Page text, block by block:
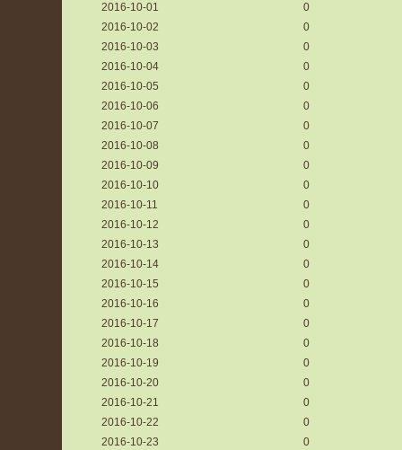
2016-10-01
0
2016-10-02
0
2016-10-03
0
2016-10-04
0
2016-10-05
0
2016-10-06
0
2016-10-07
0
2016-10-08
0
2016-10-09
0
2016-10-10
0
2016-10-11
0
2016-10-12
0
2016-10-13
0
2016-10-14
0
2016-10-15
0
2016-10-16
0
2016-10-17
0
2016-10-18
0
2016-10-19
0
2016-10-20
0
2016-10-21
0
2016-10-22
0
2016-10-23
0